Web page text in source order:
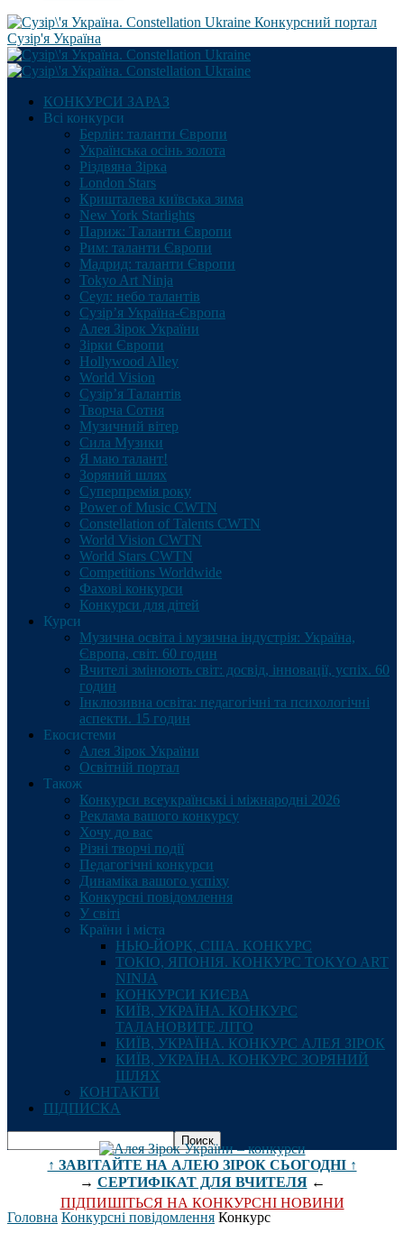
Конкурсний портал
Сузір'я Україна
КОНКУРСИ ЗАРАЗ
Всі конкурси
Берлін: таланти Європи
Українська осінь золота
Різдвяна Зірка
London Stars
Кришталева київська зима
New York Starlights
Париж: Таланти Європи
Рим: таланти Європи
Мадрид: таланти Європи
Tokyo Art Ninja
Сеул: небо талантів
Сузір’я Україна-Європа
Алея Зірок України
Зірки Європи
Hollywood Alley
World Vision
Сузір’я Талантів
Творча Сотня
Музичний вітер
Сила Музики
Я маю талант!
Зоряний шлях
Суперпремія року
Power of Music CWTN
Constellation of Talents CWTN
World Vision CWTN
World Stars CWTN
Competitions Worldwide
Фахові конкурси
Конкурси для дітей
Курси
Музична освіта і музична індустрія: Україна,
Європа, світ. 60 годин
Вчителі змінюють світ: досвід, інновації, успіх. 60
годин
Інклюзивна освіта: педагогічні та психологічні
аспекти. 15 годин
Екосистеми
Алея Зірок України
Освітній портал
Також
Конкурси всеукраїнські і міжнародні 2026
Реклама вашого конкурсу
Хочу до вас
Різні творчі події
Педагогічні конкурси
Динаміка вашого успіху
Конкурсні повідомлення
У світі
Країни і міста
НЬЮ-ЙОРК, США. КОНКУРС
ТОКІО, ЯПОНІЯ. КОНКУРС TOKYO ART
NINJA
КОНКУРСИ КИЄВА
КИЇВ, УКРАЇНА. КОНКУРС
ТАЛАНОВИТЕ ЛІТО
КИЇВ, УКРАЇНА. КОНКУРС АЛЕЯ ЗІРОК
КИЇВ, УКРАЇНА. КОНКУРС ЗОРЯНИЙ
ШЛЯХ
КОНТАКТИ
ПІДПИСКА
↑ ЗАВІТАЙТЕ НА АЛЕЮ ЗІРОК СЬОГОДНІ ↑
→ СЕРТИФІКАТ ДЛЯ ВЧИТЕЛЯ←
ПІДПИШІТЬСЯ НА КОНКУРСНІ НОВИНИ
Головна Конкурсні повідомлення Конкурс